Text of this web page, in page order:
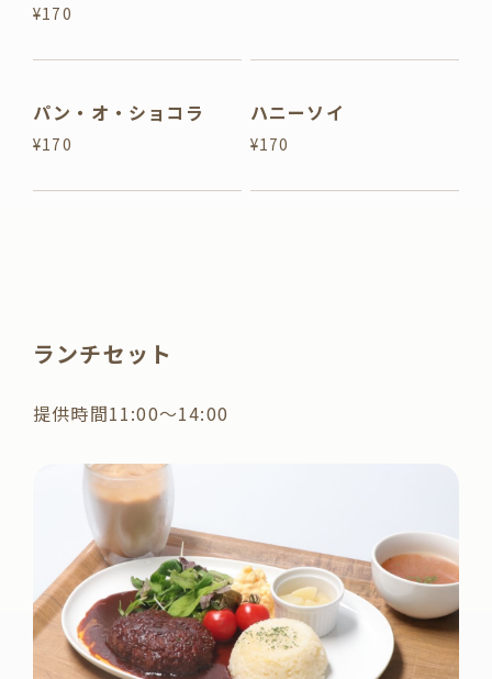
¥170
パン・オ・ショコラ
¥170
ハニーソイ
¥170
ランチセット
提供時間11:00〜14:00